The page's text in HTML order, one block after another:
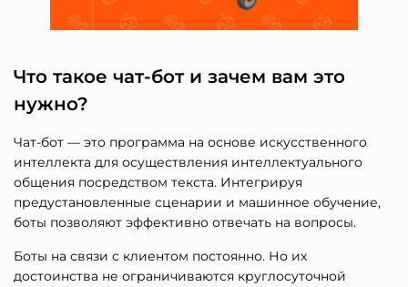
Что такое чат-бот и зачем вам это
нужно?
Чат-бот — это программа на основе искусственного
интеллекта для осуществления интеллектуального
общения посредством текста. Интегрируя
предустановленные сценарии и машинное обучение,
боты позволяют эффективно отвечать на вопросы.
Боты на связи с клиентом постоянно. Но их
достоинства не ограничиваются круглосуточной